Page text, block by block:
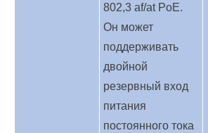
802,3 af/at PoE.
Он может
поддерживать
двойной
резервный вход
питания
постоянного тока